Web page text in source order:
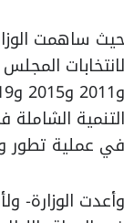
حيث ساهمت
التنمية الشاملة
في عملية تطور
وأعدت الوزارة-